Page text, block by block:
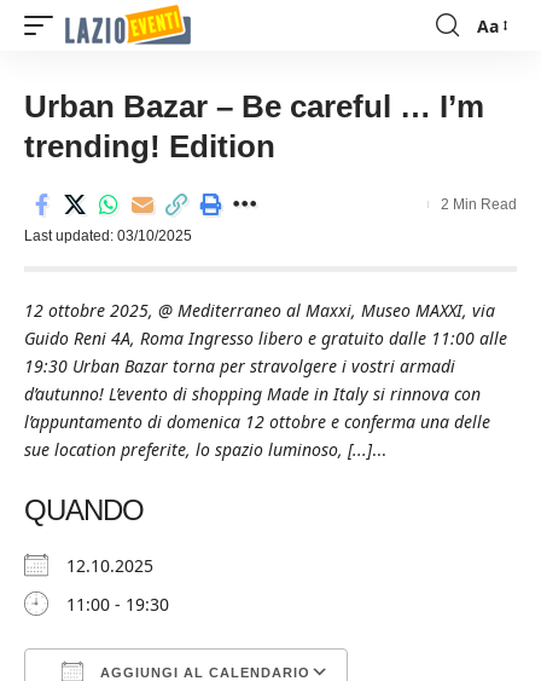
Font
Aa
Urban Bazar – Be careful … I’m
trending! Edition
Last updated: 03/10/2025
2 Min Read
12 ottobre 2025, @ Mediterraneo al Maxxi, Museo MAXXI, via
Guido Reni 4A, Roma Ingresso libero e gratuito dalle 11:00 alle
19:30 Urban Bazar torna per stravolgere i vostri armadi
d’autunno! L’evento di shopping Made in Italy si rinnova con
l’appuntamento di domenica 12 ottobre e conferma una delle
sue location preferite, lo spazio luminoso, [...]...
QUANDO
12.10.2025
11:00 - 19:30
AGGIUNGI AL CALENDARIO